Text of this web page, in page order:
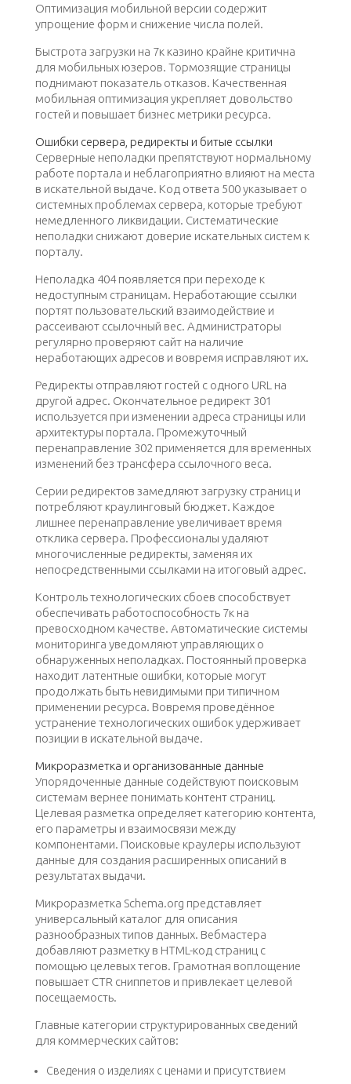
Оптимизация мобильной версии содержит
упрощение форм и снижение числа полей.
Быстрота загрузки на 7к казино крайне критична
для мобильных юзеров. Тормозящие страницы
поднимают показатель отказов. Качественная
мобильная оптимизация укрепляет довольство
гостей и повышает бизнес метрики ресурса.
Ошибки сервера, редиректы и битые ссылки
Серверные неполадки препятствуют нормальному
работе портала и неблагоприятно влияют на места
в искательной выдаче. Код ответа 500 указывает о
системных проблемах сервера, которые требуют
немедленного ликвидации. Систематические
неполадки снижают доверие искательных систем к
порталу.
Неполадка 404 появляется при переходе к
недоступным страницам. Неработающие ссылки
портят пользовательский взаимодействие и
рассеивают ссылочный вес. Администраторы
регулярно проверяют сайт на наличие
неработающих адресов и вовремя исправляют их.
Редиректы отправляют гостей с одного URL на
другой адрес. Окончательное редирект 301
используется при изменении адреса страницы или
архитектуры портала. Промежуточный
перенаправление 302 применяется для временных
изменений без трансфера ссылочного веса.
Серии редиректов замедляют загрузку страниц и
потребляют краулинговый бюджет. Каждое
лишнее перенаправление увеличивает время
отклика сервера. Профессионалы удаляют
многочисленные редиректы, заменяя их
непосредственными ссылками на итоговый адрес.
Контроль технологических сбоев способствует
обеспечивать работоспособность 7к на
превосходном качестве. Автоматические системы
мониторинга уведомляют управляющих о
обнаруженных неполадках. Постоянный проверка
находит латентные ошибки, которые могут
продолжать быть невидимыми при типичном
применении ресурса. Вовремя проведённое
устранение технологических ошибок удерживает
позиции в искательной выдаче.
Микроразметка и организованные данные
Упорядоченные данные содействуют поисковым
системам вернее понимать контент страниц.
Целевая разметка определяет категорию контента,
его параметры и взаимосвязи между
компонентами. Поисковые краулеры используют
данные для создания расширенных описаний в
результатах выдачи.
Микроразметка Schema.org представляет
универсальный каталог для описания
разнообразных типов данных. Вебмастера
добавляют разметку в HTML-код страниц с
помощью целевых тегов. Грамотная воплощение
повышает CTR сниппетов и привлекает целевой
посещаемость.
Главные категории структурированных сведений
для коммерческих сайтов:
Сведения о изделиях с ценами и присутствием